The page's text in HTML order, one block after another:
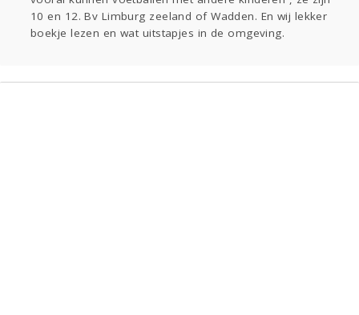
Aangeboden
Gevraagd
Horen Doen
10 en 12. Bv Limburg zeeland of Wadden. En wij lekker
boekje lezen en wat uitstapjes in de omgeving.